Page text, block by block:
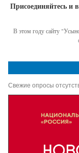
Присоединяйтесь и
В этом году сайту
Свежие опросы